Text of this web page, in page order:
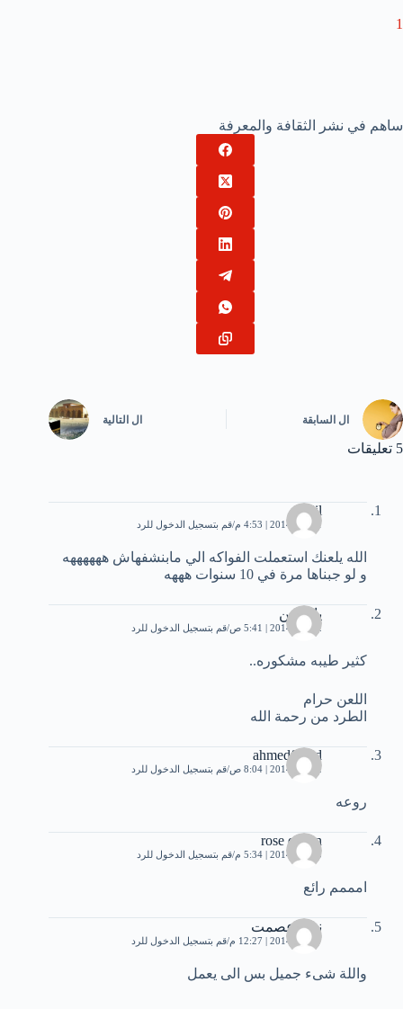
1
ساهم في نشر الثقافة والمعرفة
ال السابقة ال التالية
5 تعليقات
adil
1 مايو، 2014 | 4:53 م قم بتسجيل الدخول للرد
الله يلعنك استعملت الفواكه الي مابنشفهاش ههههههه
و لو جبناها مرة في 10 سنوات هههه
ياسمين
2 مايو، 2014 | 5:41 ص قم بتسجيل الدخول للرد
كثير طيبه مشكوره..
اللعن حرام
الطرد من رحمة الله
ahmedfayad
2 مايو، 2014 | 8:04 ص قم بتسجيل الدخول للرد
روعه
rose queen
3 مايو، 2014 | 5:34 م قم بتسجيل الدخول للرد
امممم رائع
نبيل عصمت
7 مايو، 2014 | 12:27 م قم بتسجيل الدخول للرد
واللة شىء جميل بس الى يعمل